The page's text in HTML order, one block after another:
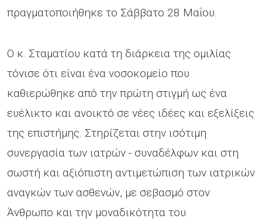
πραγματοποιήθηκε το Σάββατο 28 Μαΐου.
Ο κ. Σταματίου κατά τη διάρκεια της ομιλίας
τόνισε ότι είναι ένα νοσοκομείο που
καθιερώθηκε από την πρώτη στιγμή ως ένα
ευέλικτο και ανοικτό σε νέες ιδέες και εξελίξεις
της επιστήμης. Στηρίζεται στην ισότιμη
συνεργασία των ιατρών - συναδέλφων και στη
σωστή και αξιόπιστη αντιμετώπιση των ιατρικών
αναγκών των ασθενών, με σεβασμό στον
Άνθρωπο και την μοναδικότητα του.